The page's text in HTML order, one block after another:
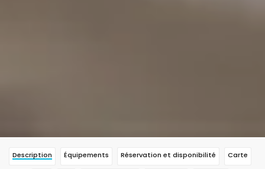
Description Équipements Réservation et disponibilité Carte